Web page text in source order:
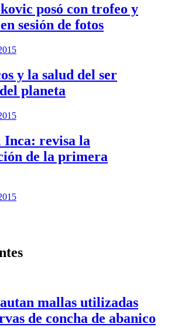
posó con trofeo y
sesión de fotos
y la salud del ser
planeta
Inca: revisa la
de la primera
mallas utilizadas
de concha de abanico